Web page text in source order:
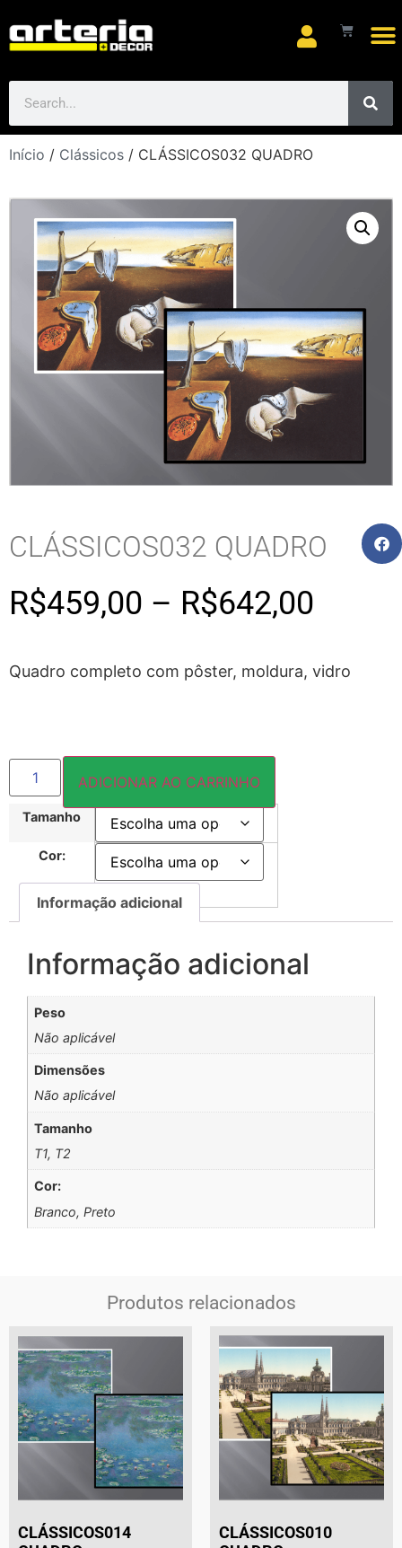
Início / Clássicos / CLÁSSICOS032 QUADRO
CLÁSSICOS032 QUADRO
R$459,00 – R$642,00
Quadro completo com pôster, moldura, vidro
Tamanho
Cor:
ADICIONAR AO CARRINHO
Informação adicional
Informação adicional
Peso
Não aplicável
Dimensões
Não aplicável
Tamanho
T1, T2
Cor:
Branco, Preto
Produtos relacionados
CLÁSSICOS014
CLÁSSICOS010